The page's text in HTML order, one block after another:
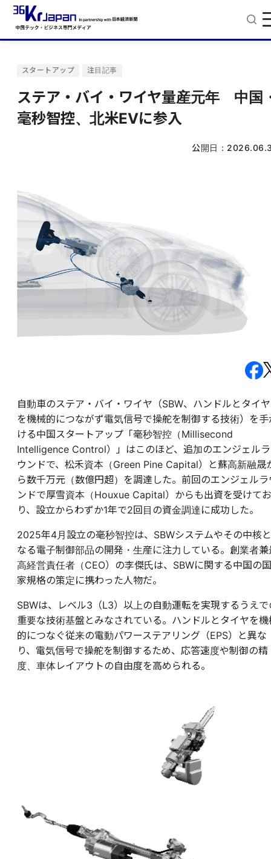
スタートアップ 注目記事
ステア・バイ・ワイヤ量産元年 中国
毫秒智控、北⽶EVに参⼊
公開日：
自動車のステア・バイ・ワイヤ（SBW、ハンドルとタイヤ
を機械的につながず電気信号で操舵を制御する技術）を手
ける中国スタートアップ「毫秒智控（Millisecond
Intelligence Control）」はこのほど、追加のエンジェルラ
ウンドで、松禾資本（Green Pine Capital）と蘇高新融晟
ら数千万元（数億円超）を調達した。前回のエンジェルラ
ンドで厚雪資本（Houxue Capital）からも出資を受けてお
り、設立からわずか1年で2回目の資金調達に成功した。
2025年4月設立の毫秒智控は、SBWシステムやその中核と
なる電子制御部品の開発・生産に注力している。創業者兼
高経営責任者（CEO）の李傑氏は、SBWに関する中国の国
家規格の策定に携わった人物だ。
SBWは、レベル3（L3）以上の自動運転を実現するうえで
重要な技術基盤とみなされている。ハンドルとタイヤを機
的につなぐ従来の電動パワーステアリング（EPS）と異な
り、電気信号で操舵を制御するため、応答速度や制御の精
度、車体レイアウトの自由度を高められる。